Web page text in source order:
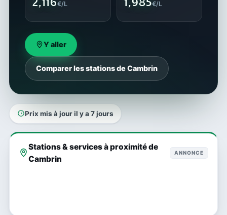
€/L €/L
Y aller
Comparer les stations de Cambrin
Prix mis à jour il y a 7 jours
Stations & services à proximité de
Cambrin
ANNONCE